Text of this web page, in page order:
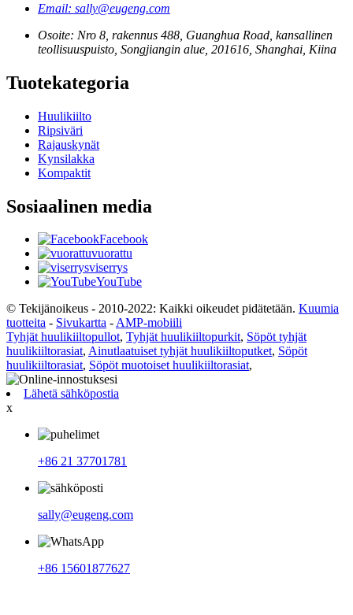
Email: sally@eugeng.com
Osoite: Nro 8, rakennus 488, Guanghua Road, kansallinen
teollisuuspuisto, Songjiangin alue, 201616, Shanghai, Kiina
Tuotekategoria
Huulikiilto
Ripsiväri
Rajauskynät
Kynsilakka
Kompaktit
Sosiaalinen media
Facebook
vuorattu
viserrys
YouTube
© Tekijänoikeus - 2010-2022: Kaikki oikeudet pidätetään. Kuumia
tuotteita - Sivukartta -AMP-mobiili
Tyhjät huulikiiltopullot, Tyhjät huulikiiltopurkit, Söpöt tyhjät
huulikiiltorasiat, Ainutlaatuiset tyhjät huulikiiltoputket, Söpöt
huulikiiltorasiat, Söpöt muotoiset huulikiiltorasiat,
Lähetä sähköpostia
x
+86 21 37701781
sally@eugeng.com
+86 15601877627